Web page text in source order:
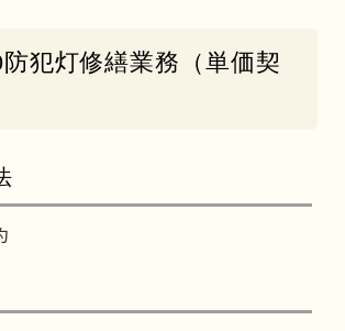
防犯灯修繕業務（単価契